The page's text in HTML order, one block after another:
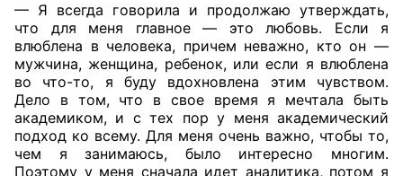
— Я всегда говорила и продолжаю утверждать,
что для меня главное — это любовь. Если я
влюблена в человека, причем неважно, кто он —
мужчина, женщина, ребенок, или если я влюблена
во что-то, я буду вдохновлена этим чувством.
Дело в том, что в свое время я мечтала быть
академиком, и с тех пор у меня академический
подход ко всему. Для меня очень важно, чтобы то,
чем я занимаюсь, было интересно многим.
Поэтому у меня сначала идет аналитика, потом я